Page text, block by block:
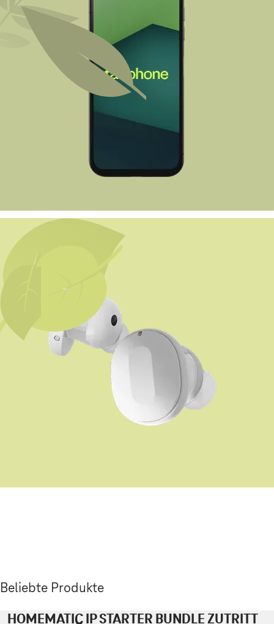
Beliebte Produkte
HOMEMATIC IP STARTER BUNDLE ZUTRITT